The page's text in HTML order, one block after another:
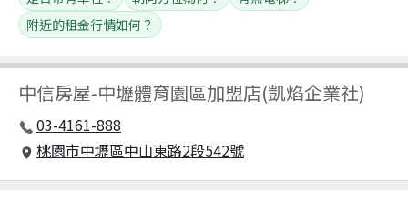
中信房屋-中壢體育園區加盟店(凱焰企業社)
03-4161-888
桃園市中壢區中山東路2段542號
附近的租金行情如何？